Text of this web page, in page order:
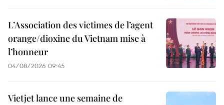
L’Association des victimes de l’agent
orange/dioxine du Vietnam mise à
l’honneur
04/08/2026 09:45
Vietjet lance une semaine de